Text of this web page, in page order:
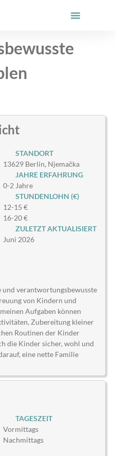
STANDORT
13629 Berlin, Njemačka
JAHRE ERFAHRUNG
0-2 Jahre
STUNDENLOHN (€)
12-15 €
16-20 €
ZULETZT AKTUALISIERT
Juni 2026
und verantwortungsbewusste
von Kindern und
Aufgaben können
Zubereitung kleiner
Routinen der Kinder
die Kinder sicher, wohl und
eine nette Familie
TAGESZEIT
Vormittags
Nachmittags